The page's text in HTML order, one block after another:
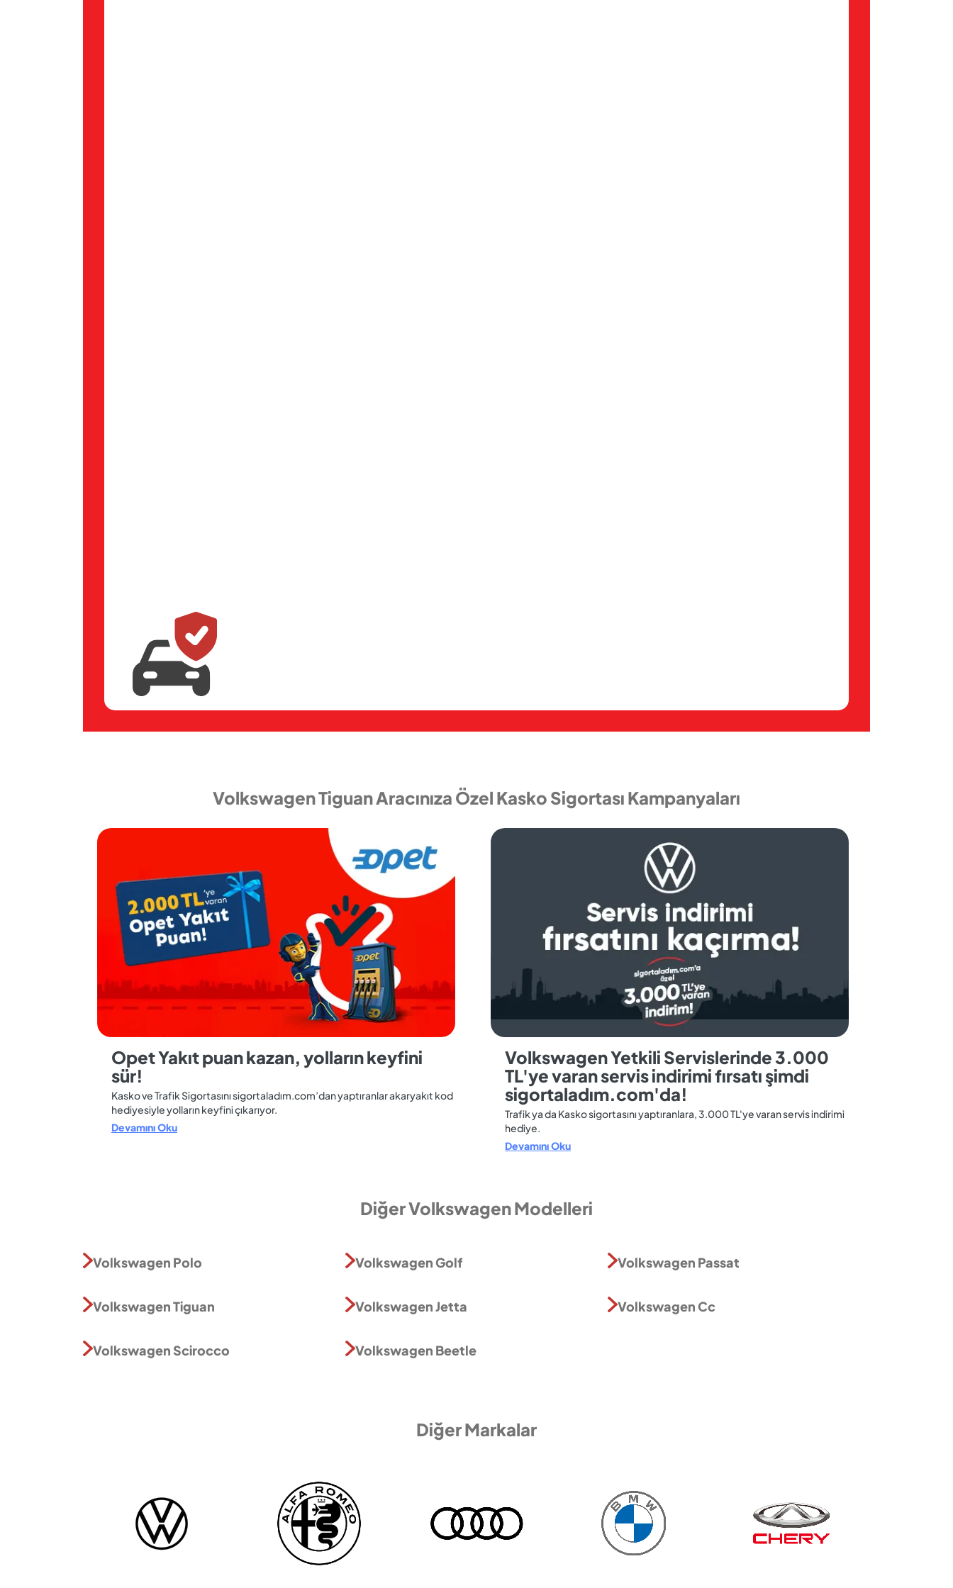
Volkswagen Tiguan Aracınıza Özel Kasko Sigortası Kampanyaları
Opet Yakıt puan kazan, yolların keyfini
sür!
Kasko ve Trafik Sigortasını sigortaladım.com’dan yaptıranlar akaryakıt kod
hediyesiyle yolların keyfini çıkarıyor.
Devamını Oku
Volkswagen Yetkili Servislerinde 3.000
TL'ye varan servis indirimi fırsatı şimdi
sigortaladım.com'da!
Trafik ya da Kasko sigortasını yaptıranlara, 3.000 TL'ye varan servis indirimi
hediye.
Devamını Oku
Diğer Volkswagen Modelleri
Volkswagen Polo Volkswagen Golf Volkswagen Passat
Volkswagen Tiguan Volkswagen Jetta Volkswagen Cc
Volkswagen Scirocco Volkswagen Beetle
Diğer Markalar